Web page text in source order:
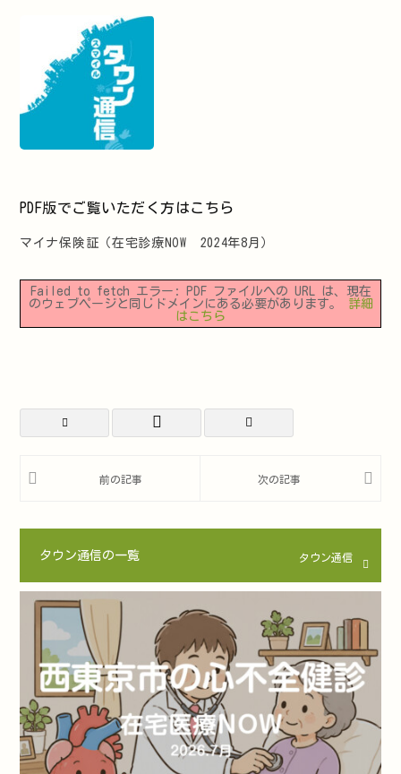
PDF版でご覧いただく方はこちら
マイナ保険証 （在宅診療NOW 2024年8月）
Failed to fetch エラー: PDF ファイルへの URL は、現在
のウェブページと同じドメインにある必要があります。
詳細
はこちら
タウン通信の一覧 タウン通信